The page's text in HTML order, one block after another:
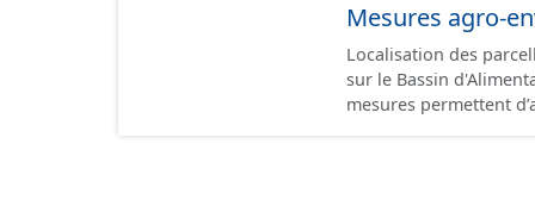
Mesures agro-
Localisation des
sur le Bassin
mesures permettent